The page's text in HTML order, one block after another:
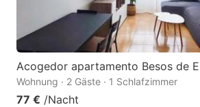
Acogedor apartamento Besos de
Wohnung · 2 Gäste · 1 Schlafzimmer
77 € /Nacht